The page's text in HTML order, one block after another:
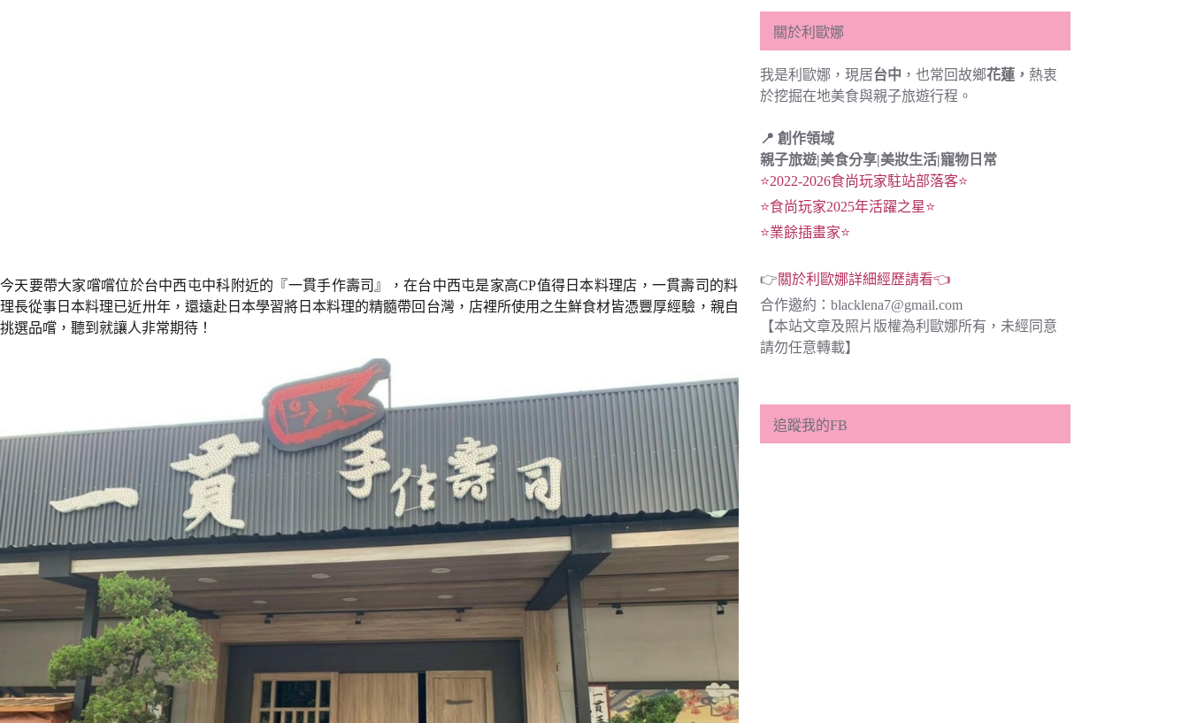
今天要帶大家嚐嚐位於台中西屯中科附近的『一貫手作壽司』，在台中西屯是家高CP值得日本料理店，一貫壽司的料
理長從事日本料理已近卅年，還遠赴日本學習將日本料理的精髓帶回台灣，店裡所使用之生鮮食材皆憑豐厚經驗，親自
挑選品嚐，聽到就讓人非常期待！
關於利歐娜
我是利歐娜，現居台中 ，也常回故鄉花蓮， 熱衷
於挖掘在地美食與親子旅遊行程。
📍 創作領域
親子旅遊|美食分享|美妝生活|寵物日常
⭐2022-2026食尚玩家駐站部落客⭐
⭐食尚玩家2025年活躍之星⭐
⭐業餘插畫家⭐
👉關於利歐娜詳細經歷請看👈
合作邀約： blacklena7@gmail.com
【本站文章及照片版權為利歐娜所有，未經同意
請勿任意轉載】
追蹤我的FB